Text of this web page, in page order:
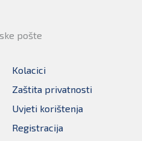
pošte
Kolacici
Zaštita privatnosti
Uvjeti korištenja
Registracija